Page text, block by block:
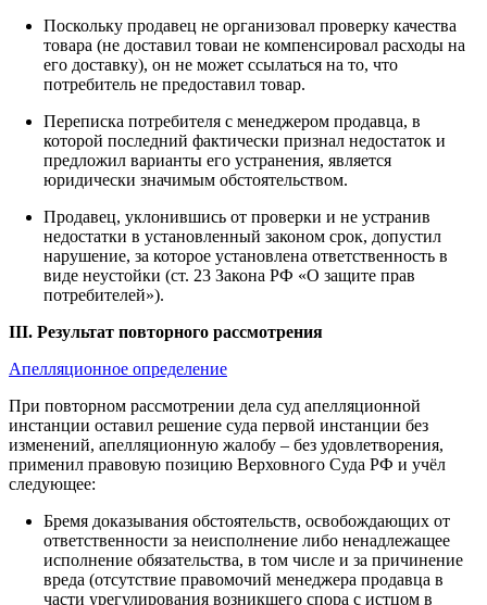
Поскольку продавец не организовал проверку качества
товара (не доставил товаи не компенсировал расходы на
его доставку), он не может ссылаться на то, что
потребитель не предоставил товар.
Переписка потребителя с менеджером продавца, в
которой последний фактически признал недостаток и
предложил варианты его устранения, является
юридически значимым обстоятельством.
Продавец, уклонившись от проверки и не устранив
недостатки в установленный законом срок, допустил
нарушение, за которое установлена ответственность в
виде неустойки (ст. 23 Закона РФ «О защите прав
потребителей»).
III. Результат повторного рассмотрения
Апелляционное определение
При повторном рассмотрении дела суд апелляционной
инстанции оставил решение суда первой инстанции без
изменений, апелляционную жалобу – без удовлетворения,
применил правовую позицию Верховного Суда РФ и учёл
следующее:
Бремя доказывания обстоятельств, освобождающих от
ответственности за неисполнение либо ненадлежащее
исполнение обязательства, в том числе и за причинение
вреда (отсутствие правомочий менеджера продавца в
части урегулирования возникшего спора с истцом в